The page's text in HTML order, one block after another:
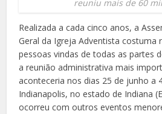
reuniu mais de 60
Realizada a cada cinco anos, a
Geral da Igreja Adventista costuma
pessoas vindas de todas as partes
a reunião administrativa mais
aconteceria nos dias 25 de junho a
Indianapolis, no estado de Indiana
ocorreu com outros eventos